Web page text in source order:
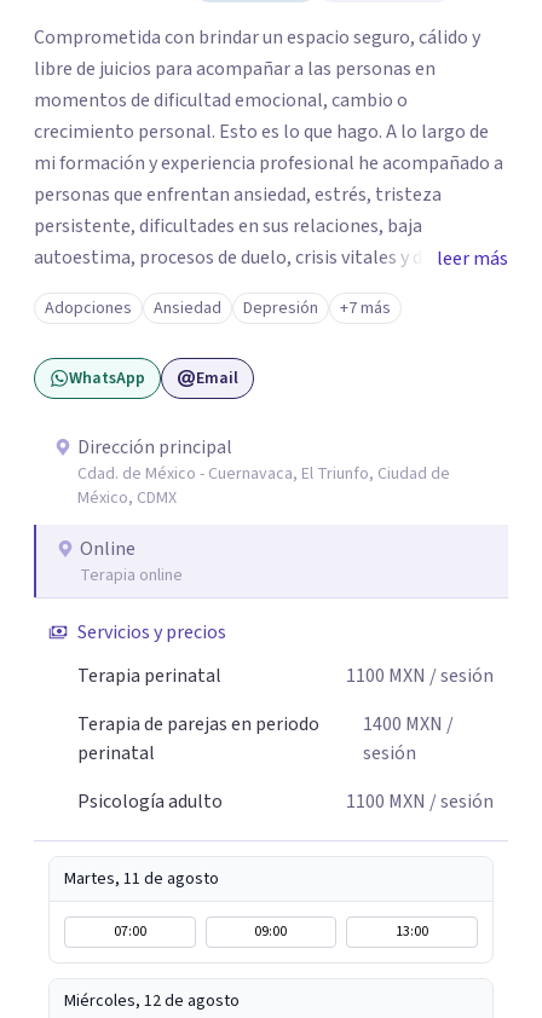
Comprometida con brindar un espacio seguro, cálido y
libre de juicios para acompañar a las personas en
momentos de dificultad emocional, cambio o
crecimiento personal. Esto es lo que hago. A lo largo de
mi formación y experiencia profesional he acompañado a
personas que enfrentan ansiedad, estrés, tristeza
persistente, dificultades en sus relaciones, baja
autoestima, procesos de duelo, crisis vitales y desafíos
relacionados con la adaptación a nuevas etapas de la vida.
Mi enfoque se basa en la escucha empática, el respeto por
la historia de cada persona y el trabajo conjunto para
desarrollar herramientas que favorezcan el bienestar
que buscar ayuda psicológica es un acto de valentía y
autocuidado. Mi objetivo es acompañarte para que puedas
comprender mejor lo que estás viviendo, fortalecer tus
recursos personales y construir una vida más plena y
congruente con tus necesidades y valores.
leer más
Adopciones Ansiedad Depresión +7 más
WhatsApp Email
Dirección principal
Cdad. de México - Cuernavaca, El Triunfo, Ciudad de
México, CDMX
Online
Terapia online
Servicios y precios
Terapia perinatal
1100 MXN / sesión
Terapia de parejas en periodo
perinatal
1400 MXN /
sesión
Psicología adulto
1100 MXN / sesión
Martes, 11 de agosto
07:00 09:00 13:00
Miércoles, 12 de agosto